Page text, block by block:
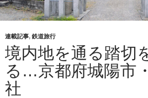
連載記事, 鉄道旅行
境内地を通る踏切
る…京都府城陽市
社